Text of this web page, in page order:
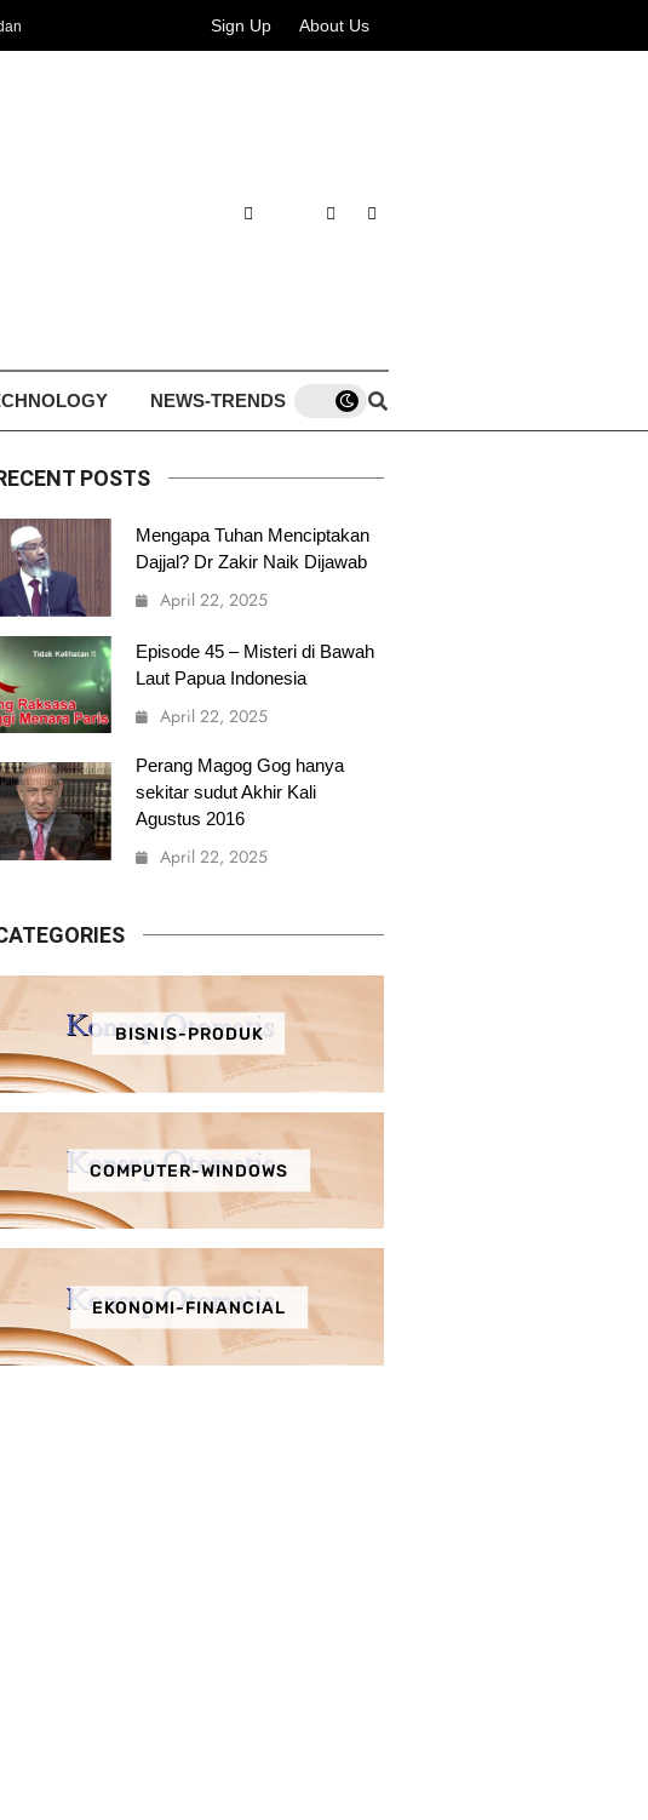
Sign Up About Us
NEWS-TRENDS
POSTS
Mengapa Tuhan Menciptakan
Dajjal? Dr Zakir Naik Dijawab
April 22, 2025
Episode 45 – Misteri di Bawah
Laut Papua Indonesia
April 22, 2025
Perang Magog Gog hanya
sekitar sudut Akhir Kali
Agustus 2016
April 22, 2025
BISNIS-PRODUK
COMPUTER-WINDOWS
EKONOMI-FINANCIAL